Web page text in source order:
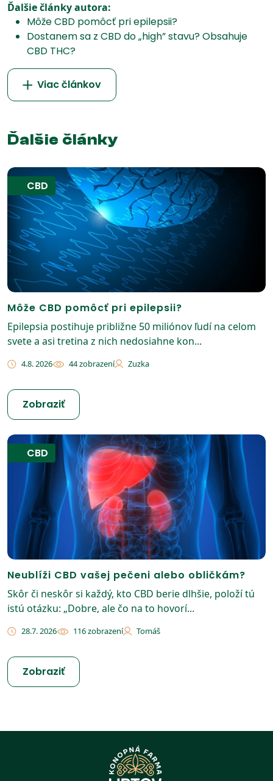
Ďalšie články autora:
Môže CBD pomôcť pri epilepsii?
Dostanem sa z CBD do „high” stavu? Obsahuje
CBD THC?
Viac článkov
Ďalšie články
CBD
Môže CBD pomôcť pri epilepsii?
Epilepsia postihuje približne 50 miliónov ľudí na celom
svete a asi tretina z nich nedosiahne kon...
4.8. 2026 44 zobrazení Zuzka
Zobraziť
CBD
Neublíži CBD vašej pečeni alebo obličkám?
Skôr či neskôr si každý, kto CBD berie dlhšie, položí tú
istú otázku: „Dobre, ale čo na to hovorí...
28.7. 2026 116 zobrazení Tomáš
Zobraziť